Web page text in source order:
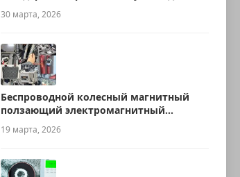
металлографии
30 марта, 2026
Беспроводной колесный магнитный
ползающий электромагнитный
ультразвуковой робот для измерения
толщины
19 марта, 2026